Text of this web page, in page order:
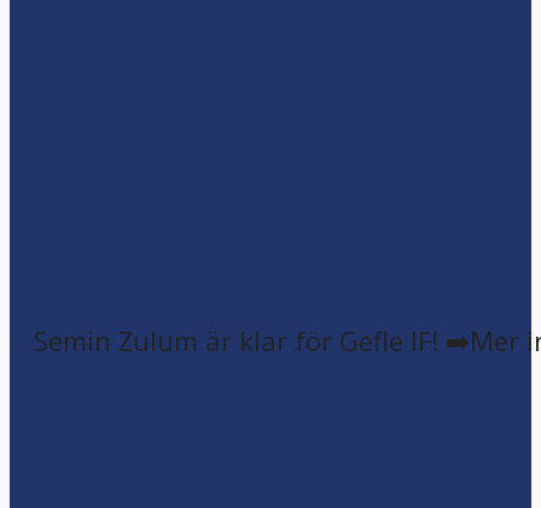
Semin Zulum är klar för Gefle IF! ➡️Mer